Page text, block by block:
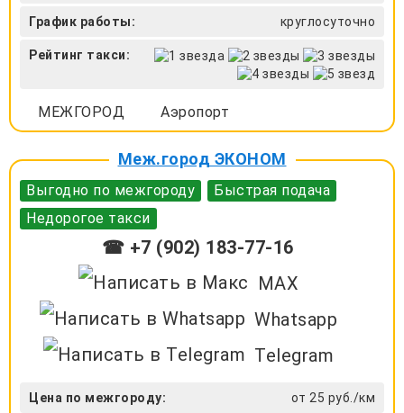
График работы: круглосуточно
Рейтинг такси:
МЕЖГОРОД Аэропорт
Меж.город ЭКОНОМ
Выгодно по межгороду
Быстрая подача
Недорогое такси
☎ +7 (902) 183-77-16
MAX
Whatsapp
Telegram
Цена по межгороду: от 25 руб./км